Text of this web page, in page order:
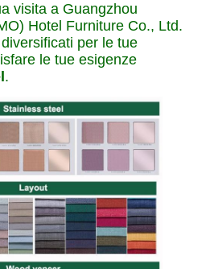
visita a Guangzhou
Hotel Furniture Co., Ltd.
per le tue
le tue esigenze
.